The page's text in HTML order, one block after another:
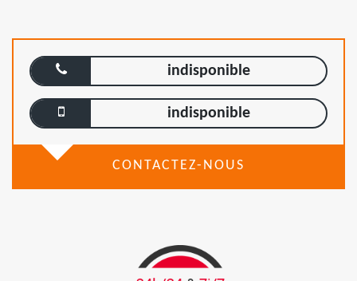
indisponible
indisponible
CONTACTEZ-NOUS